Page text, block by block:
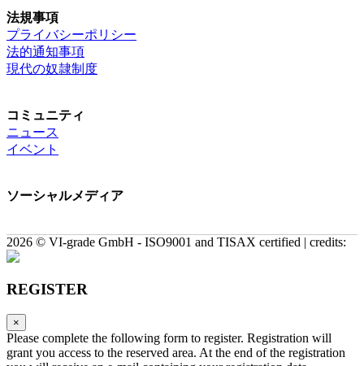
法規事項
プライバシーポリシー
法的通知事項
現代の奴隷制度
コミュニティ
ニュース
イベント
ソーシャルメディア
2026 © VI-grade GmbH - ISO9001 and TISAX certified | credits:
REGISTER
×
Please complete the following form to register. Registration will
grant you access to the reserved area. At the end of the registration